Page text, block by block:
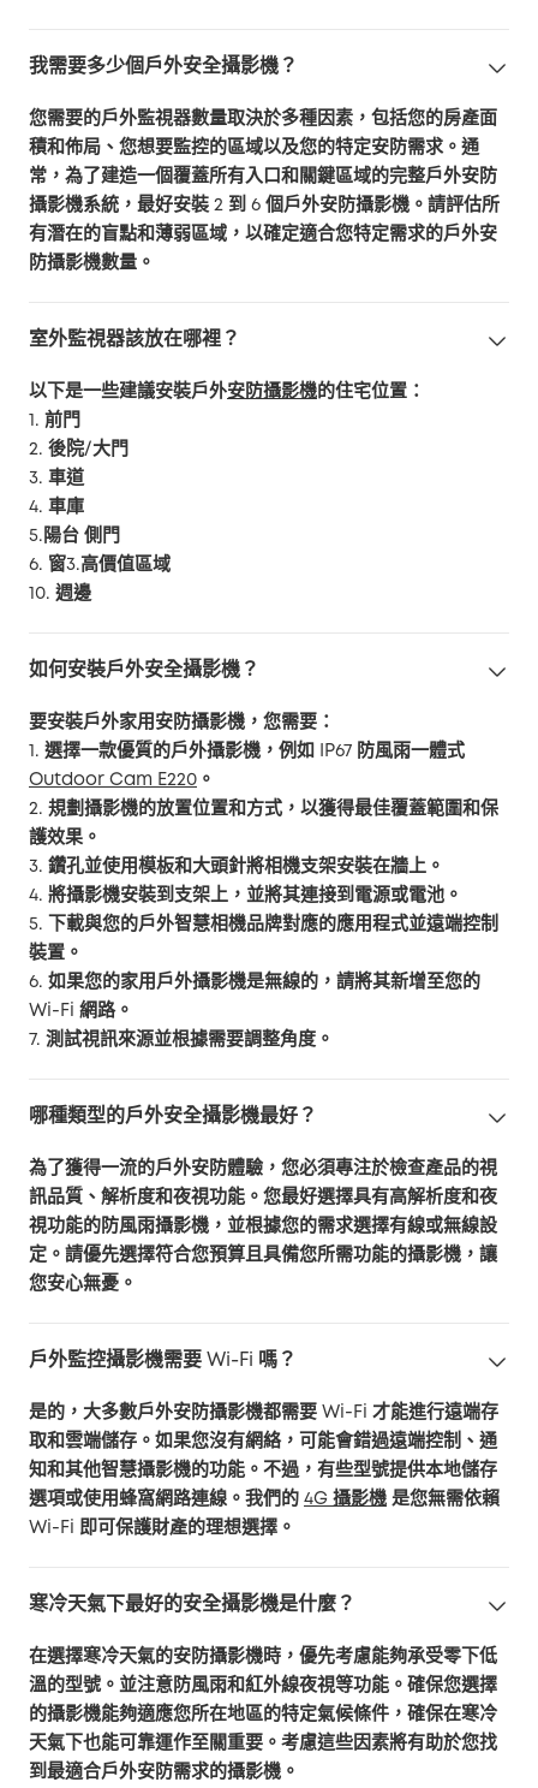
我需要多少個戶外安全攝影機？
您需要的戶外監視器數量取決於多種因素，包括您的房產面
積和佈局、您想要監控的區域以及您的特定安防需求。通
常，為了建造一個覆蓋所有入口和關鍵區域的完整戶外安防
攝影機系統，最好安裝 2 到 6 個戶外安防攝影機。請評估所
有潛在的盲點和薄弱區域，以確定適合您特定需求的戶外安
防攝影機數量。
室外監視器該放在哪裡？
以下是一些建議安裝戶外安防攝影機 的住宅位置：
1. 前門
2. 後院/大門
3. 車道
4. 車庫
5.陽台 側門
6. 窗3.高價值區域
10. 週邊
如何安裝戶外安全攝影機？
要安裝戶外家用安防攝影機，您需要：
1. 選擇一款優質的戶外攝影機，例如 IP67 防風雨一體式
Outdoor Cam E220 。
2. 規劃攝影機的放置位置和方式，以獲得最佳覆蓋範圍和保
護效果。
3. 鑽孔並使用模板和大頭針將相機支架安裝在牆上。
4. 將攝影機安裝到支架上，並將其連接到電源或電池。
5. 下載與您的戶外智慧相機品牌對應的應用程式並遠端控制
裝置。
6. 如果您的家用戶外攝影機是無線的，請將其新增至您的
Wi-Fi 網路。
7. 測試視訊來源並根據需要調整角度。
哪種類型的戶外安全攝影機最好？
為了獲得一流的戶外安防體驗，您必須專注於檢查產品的視
訊品質、解析度和夜視功能。您最好選擇具有高解析度和夜
視功能的防風雨攝影機，並根據您的需求選擇有線或無線設
定。請優先選擇符合您預算且具備您所需功能的攝影機，讓
您安心無憂。
戶外監控攝影機需要 Wi-Fi 嗎？
是的，大多數戶外安防攝影機都需要 Wi-Fi 才能進行遠端存
取和雲端儲存。如果您沒有網絡，可能會錯過遠端控制、通
知和其他智慧攝影機的功能。不過，有些型號提供本地儲存
選項或使用蜂窩網路連線。我們的 4G 攝影機 是您無需依賴
Wi-Fi 即可保護財產的理想選擇。
寒冷天氣下最好的安全攝影機是什麼？
在選擇寒冷天氣的安防攝影機時，優先考慮能夠承受零下低
溫的型號。並注意防風雨和紅外線夜視等功能。確保您選擇
的攝影機能夠適應您所在地區的特定氣候條件，確保在寒冷
天氣下也能可靠運作至關重要。考慮這些因素將有助於您找
到最適合戶外安防需求的攝影機。